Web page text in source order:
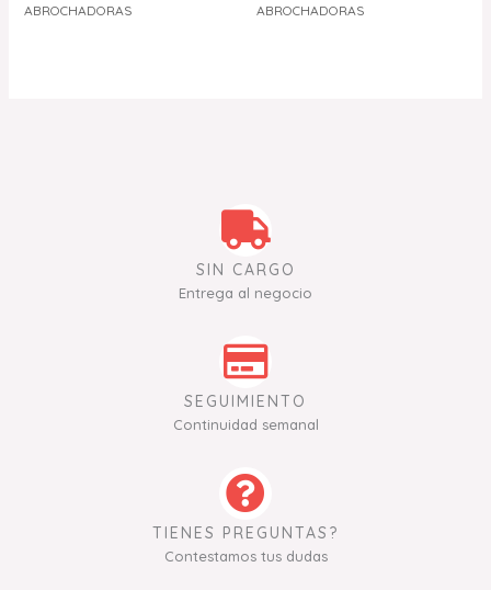
ABROCHADORAS ABROCHADORAS
SIN CARGO
Entrega al negocio
SEGUIMIENTO
Continuidad semanal
TIENES PREGUNTAS?
Contestamos tus dudas